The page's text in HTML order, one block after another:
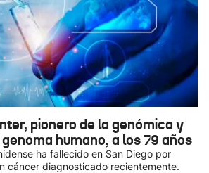
pionero de la genómica y
humano, a los 79 años
ha fallecido en San Diego por
cáncer diagnosticado recientemente.